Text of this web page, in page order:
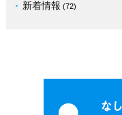
新着情報 (72)